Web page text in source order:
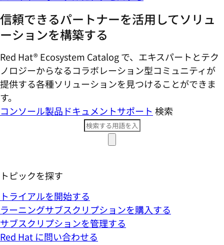
信頼できるパートナーを活用してソリュ
ーションを構築する
Red Hat® Ecosystem Catalog で、エキスパートとテク
ノロジーからなるコラボレーション型コミ​ュニティが
提供する各種ソリューションを見つけることができま
す。
コンソール製品ドキュメントサポート 検索
トピックを探す
トライアルを開始する
ラーニングサブスクリプションを購入する
サブスクリプションを管理する
Red Hat に問い合わせる